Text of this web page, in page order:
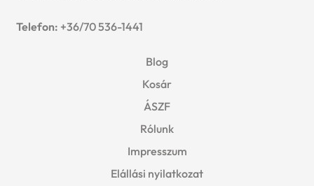
Telefon: +36/70 536-1441
Blog
Kosár
ÁSZF
Rólunk
Impresszum
Elállási nyilatkozat